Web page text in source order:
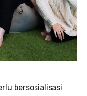
bersosialisasi